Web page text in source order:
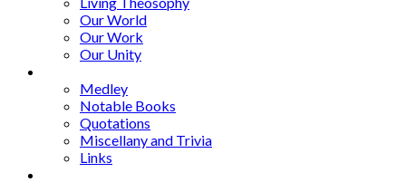
Our World
Our Work
Our Unity
Medley
Notable Books
Quotations
Miscellany and Trivia
Links